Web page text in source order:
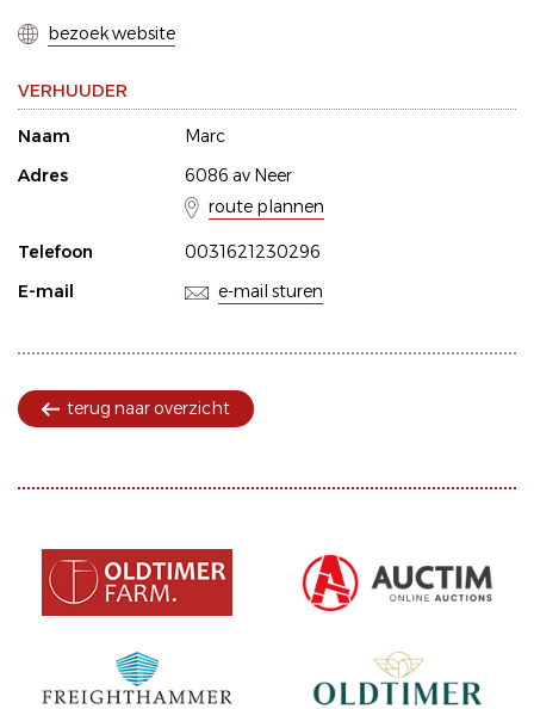
bezoek website
VERHUUDER
Naam
Marc
Adres
6086 av Neer
route plannen
Telefoon
0031621230296
E-mail
e-mail sturen
terug naar overzicht